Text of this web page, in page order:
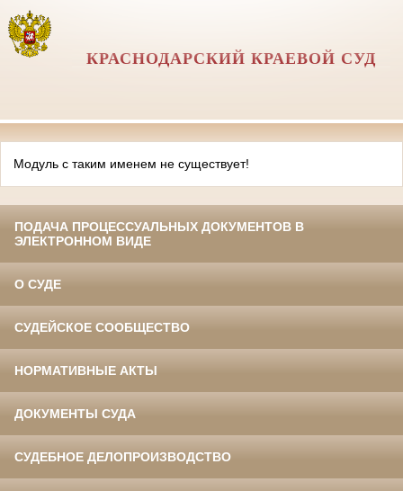
КРАСНОДАРСКИЙ КРАЕВОЙ СУД
Модуль с таким именем не существует!
ПОДАЧА ПРОЦЕССУАЛЬНЫХ ДОКУМЕНТОВ В
ЭЛЕКТРОННОМ ВИДЕ
О СУДЕ
СУДЕЙСКОЕ СООБЩЕСТВО
НОРМАТИВНЫЕ АКТЫ
ДОКУМЕНТЫ СУДА
СУДЕБНОЕ ДЕЛОПРОИЗВОДСТВО